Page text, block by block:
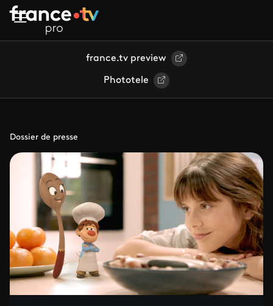
Aller au contenu principal
france.tv preview
Phototele
Dossier de presse